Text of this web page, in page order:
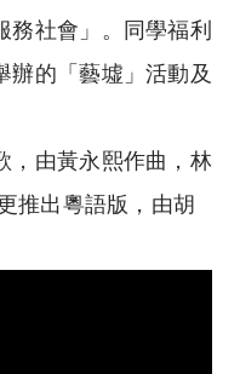
務社會」。同學福利
辦的「藝墟」活動及
，由黃永熙作曲，林
推出粵語版，由胡